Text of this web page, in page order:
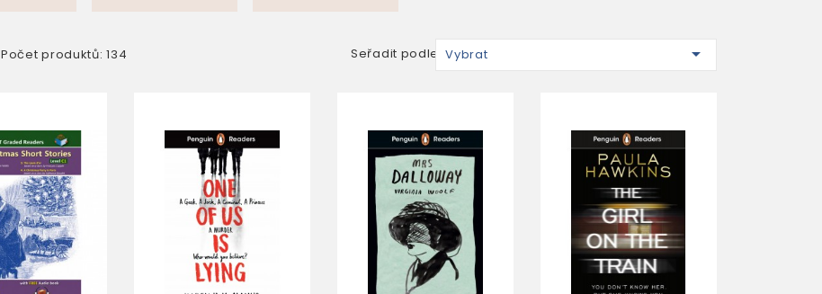
Počet produktů: 134 Seřadit podle: Vybrat 